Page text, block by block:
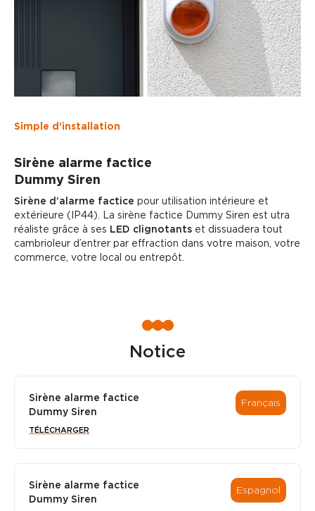
Simple d’installation
Sirène alarme factice
Dummy Siren
Sirène d’alarme factice pour utilisation intérieure et
extérieure (IP44). La sirène factice Dummy Siren est utra
réaliste grâce à ses LED clignotants et dissuadera tout
cambrioleur d’entrer par effraction dans votre maison, votre
commerce, votre local ou entrepôt.
Notice
Sirène alarme factice
Dummy Siren
Français
TÉLÉCHARGER
Sirène alarme factice
Dummy Siren
Espagnol